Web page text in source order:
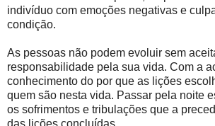
indivíduo com emoções negativas e
condição.
As pessoas não podem evoluir sem
responsabilidade pela sua vida. Com a
conhecimento do por que as lições
quem são nesta vida. Passar pela noite
os sofrimentos e tribulações que a
das lições concluídas.